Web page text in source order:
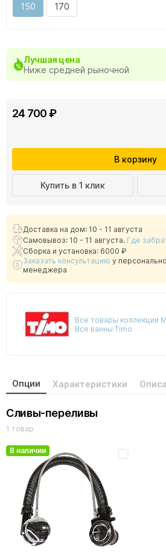
150 170
Лучшая цена
Ниже средней рыночной
24 700 ₽
В корзину
Купить в 1 клик
Доставка на дом: 10 - 11 августа
Самовывоз: 10 - 11 августа. Где
Сборка и установка: 6000 ₽
Заказать консультацию у
менеджера
Все товары коллекции
Все ванны Timo
Опции Характеристики
Сливы-переливы
1 товар
В наличии